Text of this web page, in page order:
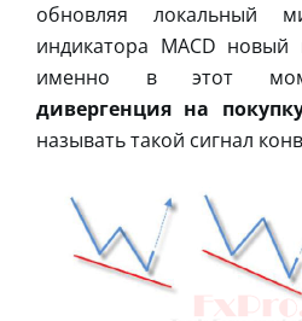
обновляя локальный
индикатора MACD
именно в этот
дивергенция на
называть такой сигнал